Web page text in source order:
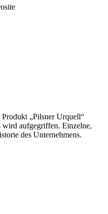
„Pilsner Urquell“
aufgegriffen. Einzelne,
des Unternehmens.